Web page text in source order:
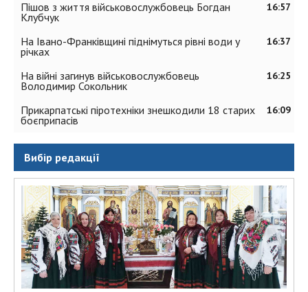
16:57
Пішов з життя військовослужбовець Богдан
Клубчук
16:37
На Івано-Франківщині піднімуться рівні води у
річках
16:25
На війні загинув військовослужбовець
Володимир Сокольник
16:09
Прикарпатські піротехніки знешкодили 18 старих
боєприпасів
Вибір редакції